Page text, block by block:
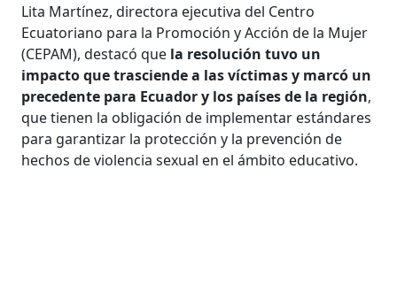
Lita Martínez, directora ejecutiva del Centro
Ecuatoriano para la Promoción y Acción de la Mujer
(CEPAM), destacó que la resolución tuvo un
impacto que trasciende a las víctimas y marcó un
precedente para Ecuador y los países de la región,
que tienen la obligación de implementar estándares
para garantizar la protección y la prevención de
hechos de violencia sexual en el ámbito educativo.